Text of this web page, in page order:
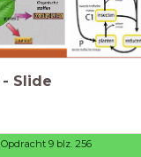
- Slide
Opdracht 9 blz. 256